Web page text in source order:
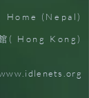
Home (Nepal)
( Hong Kong)